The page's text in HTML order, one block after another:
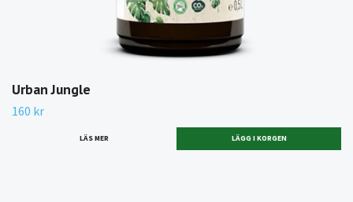
Urban Jungle
160 kr
LÄS MER LÄGG I KORGEN